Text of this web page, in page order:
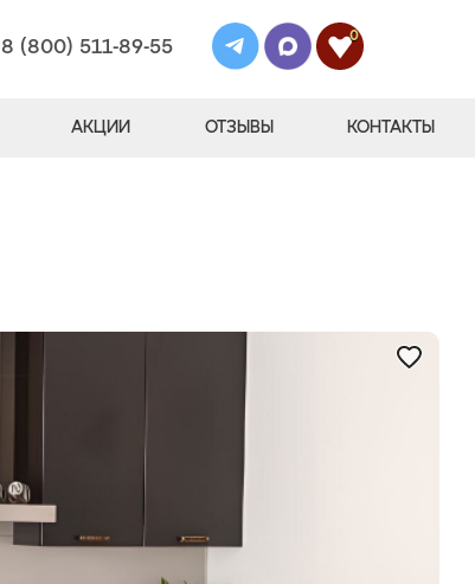
8 (800) 511-89-55
0
АКЦИИ ОТЗЫВЫ КОНТАКТЫ